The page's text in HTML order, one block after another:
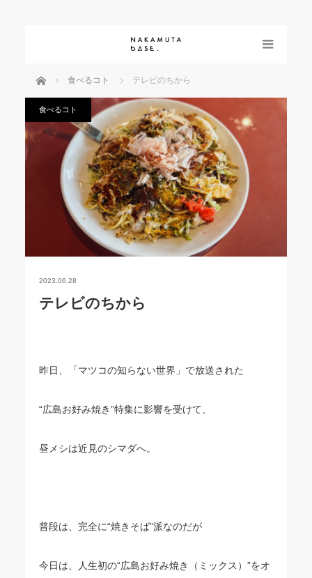
ホーム 食べるコト テレビのちから
食べるコト
2023.06.28
テレビのちから
昨日、「マツコの知らない世界」で放送された
“広島お好み焼き”特集に影響を受けて、
昼メシは近見のシマダへ。
普段は、完全に“焼きそば”派なのだが
今日は、人生初の“広島お好み焼き（ミックス）”をオ